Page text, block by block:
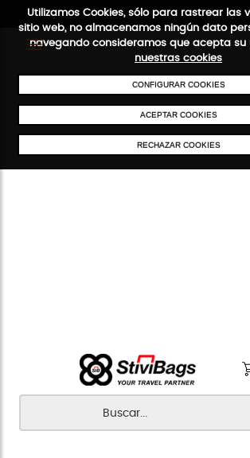
Utilizamos Cookies, sólo para rastrear las
sitio web, no almacenamos ningún dato
navegando consideramos que acepta su
nuestras cookies
CONFIGURAR COOKIES
ACEPTAR COOKIES
RECHAZAR COOKIES
ENVÍOS GRATIS A PARTIR DE 50 €